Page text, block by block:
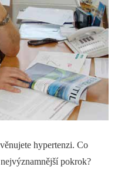
hypertenzi. Co
pokrok?